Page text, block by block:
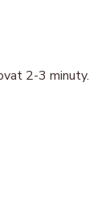
2-3 minuty.